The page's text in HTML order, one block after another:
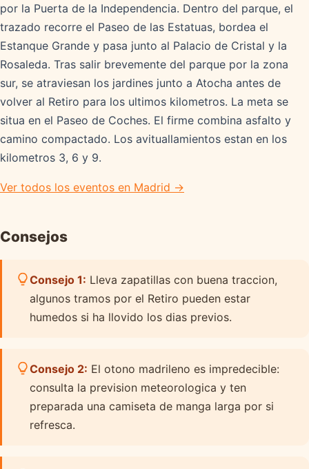
por la Puerta de la Independencia. Dentro del parque, el
trazado recorre el Paseo de las Estatuas, bordea el
Estanque Grande y pasa junto al Palacio de Cristal y la
Rosaleda. Tras salir brevemente del parque por la zona
sur, se atraviesan los jardines junto a Atocha antes de
volver al Retiro para los ultimos kilometros. La meta se
situa en el Paseo de Coches. El firme combina asfalto y
camino compactado. Los avituallamientos estan en los
kilometros 3, 6 y 9.
Ver todos los eventos en Madrid →
Consejos
Consejo 1: Lleva zapatillas con buena traccion,
algunos tramos por el Retiro pueden estar
humedos si ha llovido los dias previos.
Consejo 2: El otono madrileno es impredecible:
consulta la prevision meteorologica y ten
preparada una camiseta de manga larga por si
refresca.